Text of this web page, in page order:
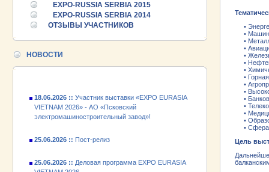
EXPO-RUSSIA SERBIA 2015
EXPO-RUSSIA SERBIA 2014
ОТЗЫВЫ УЧАСТНИКОВ
НОВОСТИ
25.06.2026 ::Деловая программа EXPO EURASIA
VIETNAM 2026
промышленной выставки «EXPO EURASIA
VIETNAM 2026»
VIETNAM 2026» - АО «Псковский
электромашиностроительный завод»!
VIETNAM 2026
•
•
•
•
•
•
•
•
•
•
•
•
•
•
• Сфера
Цель